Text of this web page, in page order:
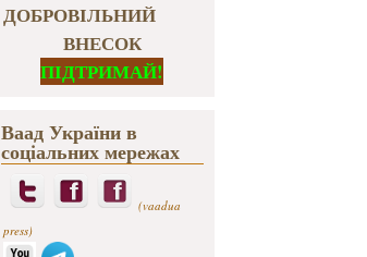
ДОБРОВІЛЬНИЙ
ВНЕСОК
ПІДТРИМАЙ!
Ваад України в
соціальних мережах
(vaadua
press)